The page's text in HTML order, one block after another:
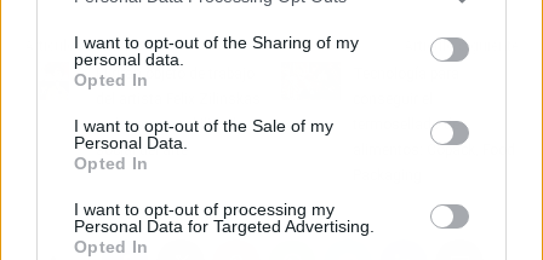
I want to opt-out of the Sharing of my
personal data.
Opted In
I want to opt-out of the Sale of my
Personal Data.
Opted In
I want to opt-out of processing my
Personal Data for Targeted Advertising.
Opted In
Artículo anterior
El gran objeto de trabajo
es la responsabilidad
social del arte
Artículo siguiente
termosellado de
alimentos: Copack, Food